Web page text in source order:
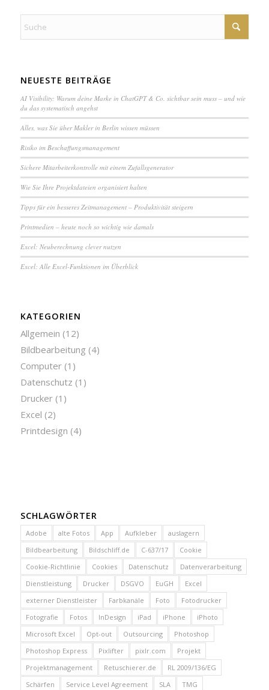
NEUESTE BEITRÄGE
AI Visibility: Warum deine Marke in ChatGPT & Co. sichtbar sein muss – und wie
du das systematisch angehst
Alles, was Sie über Makler in Berlin wissen müssen
Ri­si­ko im Be­schaf­fungs­ma­na­ge­ment
Sichere Mit­ar­bei­ter­kon­trol­le mit einem Zuf­alls­ge­ne­ra­tor
Wie Sie Ihre Pro­jekt­da­tei­en or­ga­ni­siert halten
Tipps für ein besseres Zeit­ma­na­ge­ment – Pro­duk­ti­vi­tät steigern
Printmedien – heute noch so wichtig wie damals
Excel: Neu­be­rech­nung clever nutzen
Excel: Alle Excel-Funktionen im Überblick
KATEGORIEN
Allgemein (12)
Bildbearbeitung (4)
Computer(1)
Datenschutz (1)
Drucker(1)
Excel (2)
Printdesign (4)
SCHLAGWÖRTER
Adobe alte Fotos App Aufkleber
auslagern
Bildbearbeitung
Bildschliff.de C-637/17
Cookie
Cookie-Richtlinie
Cookies Datenschutz
Datenverarbeitung
Dienstleistung
Drucker DSGVO EuGH
Excel
externer Dienstleister
Farbkanäle Foto
Fotodrucker
Fotografie
Fotos InDesign iPad iPhone
iPhoto
Microsoft Excel
Opt-out Outsourcing
Photoshop
Photoshop Express
Pixlifter pixlr.com
Projekt
Projektmanagement
Retuschierer.de
RL 2009/136/EG
Schärfen
Service Level Agreement SLA
TMG